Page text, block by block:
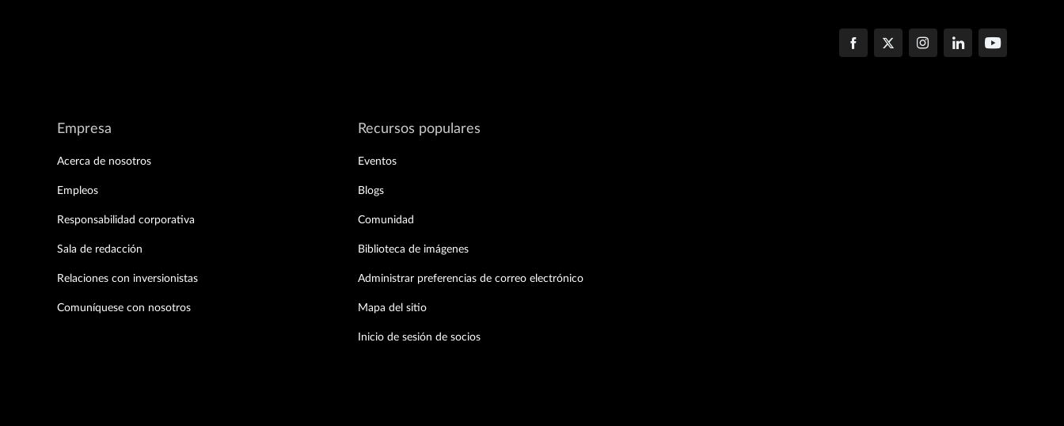
Empresa
Acerca de nosotros
Empleos
Responsabilidad corporativa
Sala de redacción
Relaciones con inversionistas
Comuníquese con nosotros
Recursos populares
Eventos
Blogs
Comunidad
Biblioteca de imágenes
Administrar preferencias de correo electrónico
Mapa del sitio
Inicio de sesión de socios